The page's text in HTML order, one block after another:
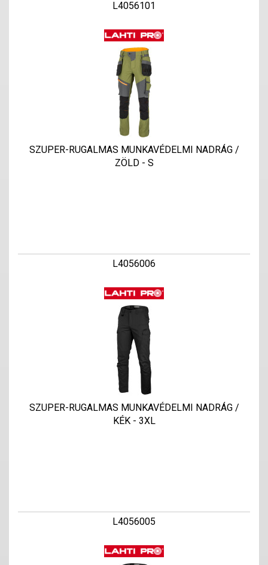
L4056101
SZUPER-RUGALMAS MUNKAVÉDELMI NADRÁG /
ZÖLD - S
L4056006
SZUPER-RUGALMAS MUNKAVÉDELMI NADRÁG /
KÉK - 3XL
L4056005